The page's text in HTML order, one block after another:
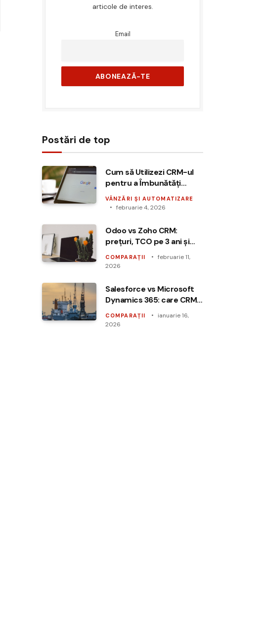
articole de interes.
Email
Postări de top
Cum să Utilizezi CRM-ul
pentru a Îmbunătăți
Marketingul Automatizat
VÂNZĂRI ȘI AUTOMATIZARE
februarie 4, 2026
Odoo vs Zoho CRM:
prețuri, TCO pe 3 ani și
automatizare
COMPARAȚII
februarie 11,
2026
Salesforce vs Microsoft
Dynamics 365: care CRM
companiile enterprise?
COMPARAȚII
ianuarie 16,
2026